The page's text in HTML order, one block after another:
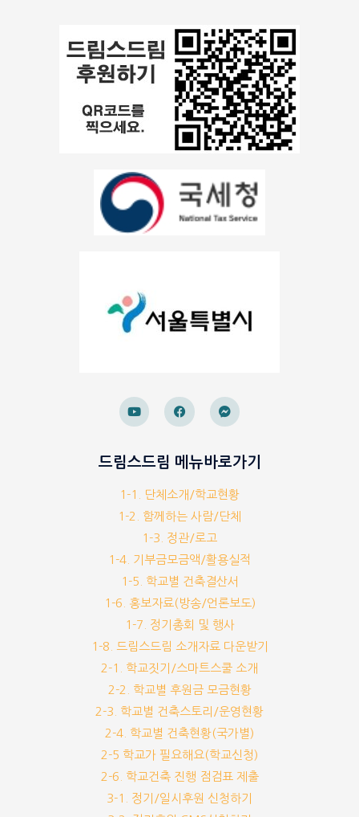
드림스드림 메뉴바로가기
1-1. 단체소개/학교현황
1-2. 함께하는 사람/단체
1-3. 정관/로고
1-4. 기부금모금액/활용실적
1-5. 학교별 건축결산서
1-6. 홍보자료(방송/언론보도)
1-7. 정기총회 및 행사
1-8. 드림스드림 소개자료 다운받기
2-1. 학교짓기/스마트스쿨 소개
2-2. 학교별 후원금 모금현황
2-3. 학교별 건축스토리/운영현황
2-4. 학교별 건축현황(국가별)
2-5 학교가 필요해요(학교신청)
2-6. 학교건축 진행 점검표 제출
3-1. 정기/일시후원 신청하기